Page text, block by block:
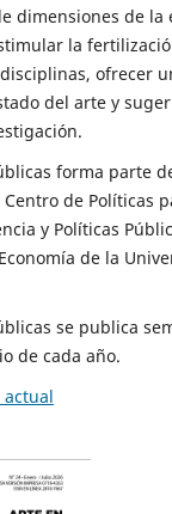
dimensiones de la
la
ofrecer
del arte y
forma parte
de Políticas
y Políticas
de la
se publica
de cada año.